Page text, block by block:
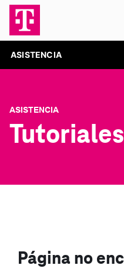
ASISTENCIA
ASISTENCIA
Tutoriales